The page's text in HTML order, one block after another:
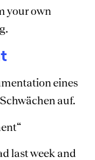
your own
eines
auf.
last week and